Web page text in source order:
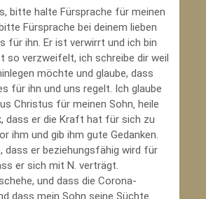
bitte halte Fürsprache für meinen
Fürsprache bei deinem lieben
für ihn. Er ist verwirrt und ich bin
so verzweifelt, ich schreibe dir weil
möchte und glaube, dass
für ihn und uns regelt. Ich glaube
Christus für meinen Sohn‚ heile
dass er die Kraft hat für sich zu
ihm und gib ihm gute Gedanken.
dass er beziehungsfähig wird für
er sich mit N. verträgt.
und dass die Corona-
dass mein Sohn seine Süchte